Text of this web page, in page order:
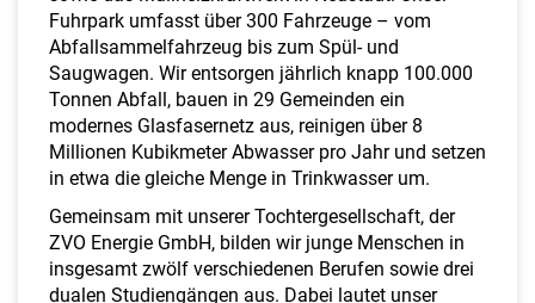
Fuhrpark umfasst über 300 Fahrzeuge – vom
Abfallsammelfahrzeug bis zum Spül- und
Saugwagen. Wir entsorgen jährlich knapp 100.000
Tonnen Abfall, bauen in 29 Gemeinden ein
modernes Glasfasernetz aus, reinigen über 8
Millionen Kubikmeter Abwasser pro Jahr und setzen
in etwa die gleiche Menge in Trinkwasser um.
Gemeinsam mit unserer Tochtergesellschaft, der
ZVO Energie GmbH, bilden wir junge Menschen in
insgesamt zwölf verschiedenen Berufen sowie drei
dualen Studiengängen aus. Dabei lautet unser